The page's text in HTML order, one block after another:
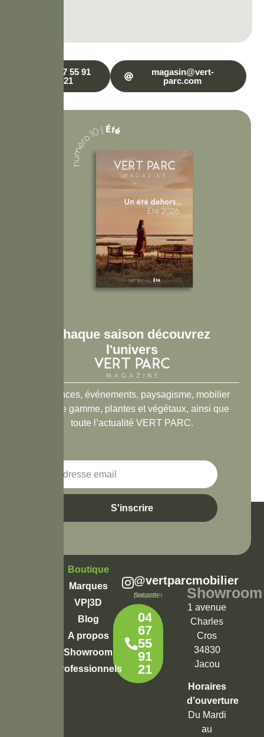
04 67 55 91
21
magasin@vert-
parc.com
Chaque saison découvrez
l'univers
Tendances, événements, paysagisme, mobilier
haut de gamme, plantes et végétaux, ainsi que
toute l’actualité VERT PARC.
S'inscrire
Boutique
Marques
VP|3D
Blog
A propos
Showroom
Professionnels
@vertparcmobilier
Suivez-nous pour ne rien rater
04
67
55
91
21
Showroom
1 avenue
Charles
Cros
34830
Jacou
Horaires
d’ouverture
Du Mardi
au